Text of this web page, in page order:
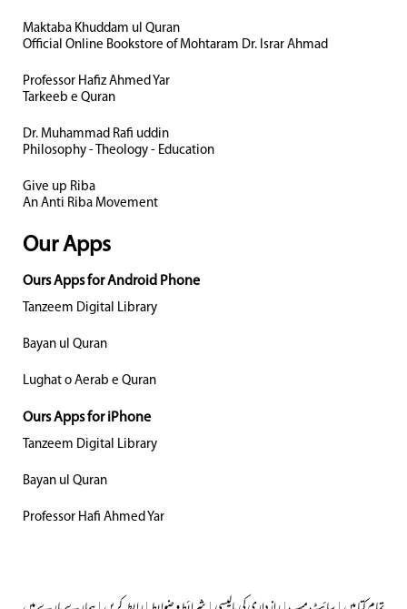
Maktaba Khuddam ul Quran
Official Online Bookstore of Mohtaram Dr. Israr Ahmad
Professor Hafiz Ahmed Yar
Tarkeeb e Quran
Dr. Muhammad Rafi uddin
Philosophy - Theology - Education
Give up Riba
An Anti Riba Movement
Our Apps
Ours Apps for Android Phone
Tanzeem Digital Library
Bayan ul Quran
Lughat o Aerab e Quran
Ours Apps for iPhone
Tanzeem Digital Library
Bayan ul Quran
Professor Hafi Ahmed Yar